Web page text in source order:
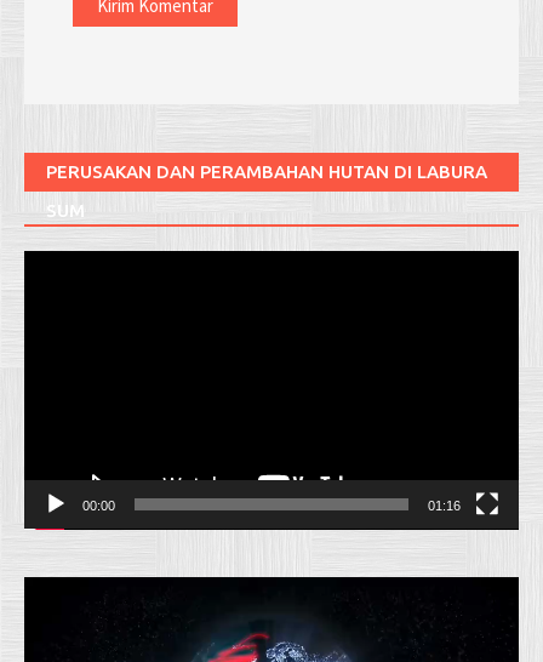
PERUSAKAN DAN PERAMBAHAN HUTAN DI LABURA
SUM
00:00 01:16